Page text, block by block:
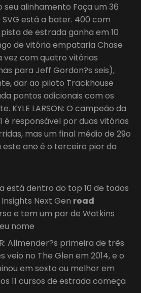
seu alinhamento Faça um 36
está a bater. 400 com
de estrada ganha em 10
de vitória empataria Chase
vez com quatro vitórias
para Jeff Gordon?s seis),
dar ao piloto Trackhouse
pontos adicionais com os
KYLE LARSON: O campeão da
é responsável por duas vitórias
mas um final médio de 29o
ano é o terceiro pior da
está dentro do top 10 de todos
Next Gen road
e tem um par de Watkins
nome
Allmender?s primeira de três
veio no The Glen em 2014, e o
em sexto ou melhor em
11 cursos de estrada começa